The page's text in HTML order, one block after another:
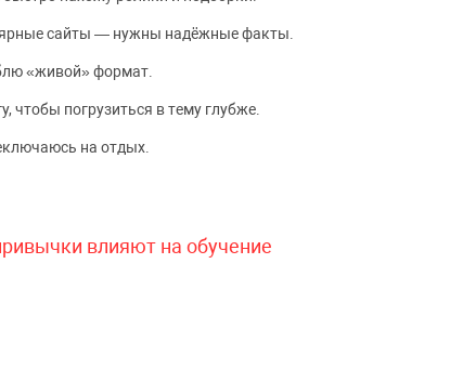
сайты — нужны надёжные факты.
«живой» формат.
погрузиться в тему глубже.
на отдых.
влияют на обучение